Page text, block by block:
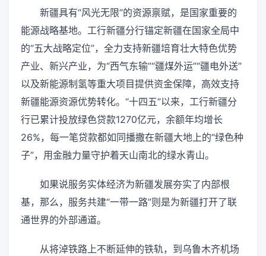
新疆具有“风光无限”的资源禀赋，是国家重要的
能源战略基地。工行新疆分行锚定新疆在国家全局中
的“五大战略定位”，全力支持新疆培育壮大特色优势
产业、新兴产业，为“西气东输”“疆煤外运”“疆电外送”
以及新能源制氢等重大项目提供资金保障，高效支持
新疆能源资源优势转化。“十四五”以来，工行新疆分
行已累计投放绿色贷款1270亿元，余额年均增长
26%，每一笔贷款都如同播撒在新疆大地上的“绿色种
子”，用金融力量守护着天山南北的绿水青山。
如果说服务实体经济为新疆发展夯实了内部根
基，那么，服务共建“一带一路”则是为新疆打开了联
通世界的外部通道。
从将淖铁路上不断延伸的铁轨，到乌鲁木齐机场